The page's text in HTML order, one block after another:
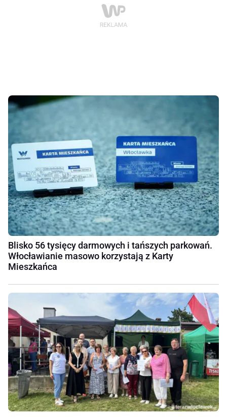
Blisko 56 tysięcy darmowych i tańszych parkowań.
Włocławianie masowo korzystają z Karty
Mieszkańca